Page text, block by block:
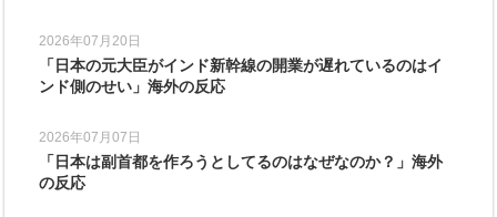
2026年07月20日
「日本の元大臣がインド新幹線の開業が遅れているのはイ
ンド側のせい」海外の反応
2026年07月07日
「日本は副首都を作ろうとしてるのはなぜなのか？」海外
の反応